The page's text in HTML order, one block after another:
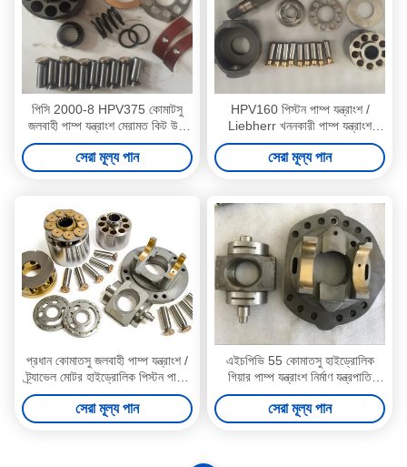
পিসি 2000-8 HPV375 কোমাটসু
জলবাহী পাম্প যন্ত্রাংশ মেরামত কিট উচ্চ
নির্ভরযোগ্য
সেরা মূল্য পান
HPV160 পিস্টন পাম্প যন্ত্রাংশ /
Liebherr খননকারী পাম্প যন্ত্রাংশ
Pc50 সুইং মোটর
সেরা মূল্য পান
প্রধান কোমাতসু জলবাহী পাম্প যন্ত্রাংশ /
ট্র্যাভেল মোটর হাইড্রোলিক পিস্টন পাম্প
যন্ত্রাংশ
সেরা মূল্য পান
এইচপিভি 55 কোমাতসু হাইড্রোলিক
গিয়ার পাম্প যন্ত্রাংশ নির্মাণ যন্ত্রপাতি
Pc120-5 জন্য
সেরা মূল্য পান